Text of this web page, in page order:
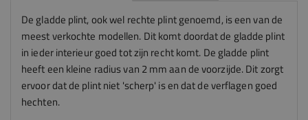
De gladde plint, ook wel rechte plint genoemd, is een van de
meest verkochte modellen. Dit komt doordat de gladde plint
in ieder interieur goed tot zijn recht komt. De gladde plint
heeft een kleine radius van 2 mm aan de voorzijde. Dit zorgt
ervoor dat de plint niet 'scherp' is en dat de verflagen goed
hechten.